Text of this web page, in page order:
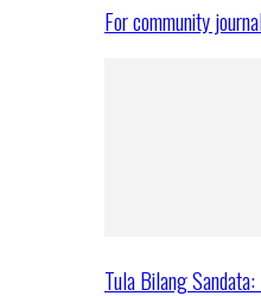
For community
Tula Bilang